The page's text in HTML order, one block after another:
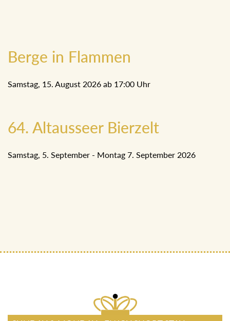
Berge in Flammen
Samstag, 15. August 2026 ab 17:00 Uhr
64. Altausseer Bierzelt
Samstag, 5. September - Montag 7. September 2026